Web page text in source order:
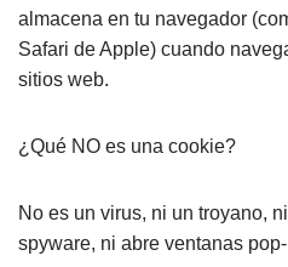
almacena en tu navegador
Safari de Apple) cuando
sitios web.
¿Qué NO es una cookie?
No es un virus, ni un troyano,
spyware, ni abre ventanas